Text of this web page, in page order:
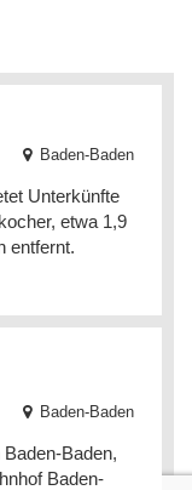
Baden-Baden
Unterkünfte
etwa 1,9
entfernt.
Baden-Baden
Baden,
Baden-